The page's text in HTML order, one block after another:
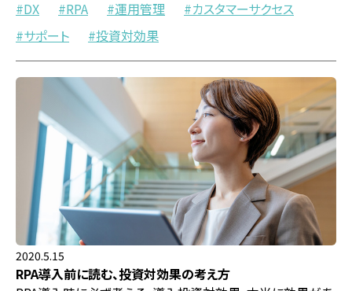
DX RPA 運用管理
カスタマーサクセス
サポート
投資対効果
2020.5.15
RPA導入前に読む、投資対効果の考え方